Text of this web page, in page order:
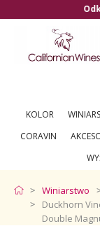
KOLOR
CORAVIN
Winiarstwo
Duckhorn
Double